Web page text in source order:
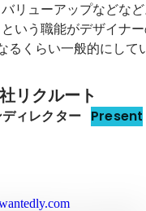
リューアップなどな
いう職能がデザイナ
るくらい一般的にして
リクルート
ィレクター Present